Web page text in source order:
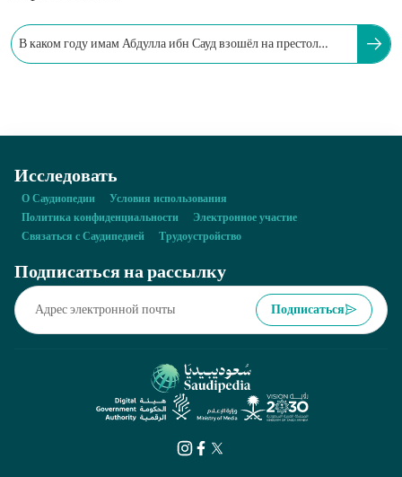
В каком году имам Абдулла ибн Сауд взошёл на престол
Исследовать
О Саудиопедии
Условия использования
Политика конфиденциальности
Электронное участие
Связаться с Саудипедией
Трудоустройство
Подписаться на рассылку
Подписаться